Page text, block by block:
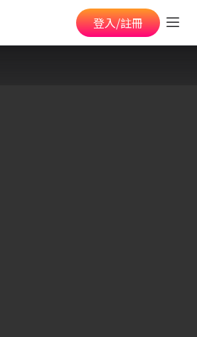
登入/註冊